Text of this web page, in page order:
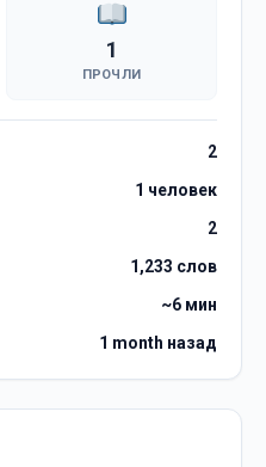
1
ПРОЧЛИ
2
1 человек
2
1,233 слов
~6 мин
1 month назад